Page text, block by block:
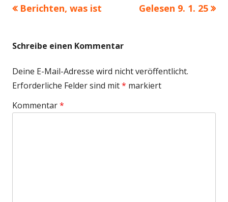
Beitragsnavigation
Vorheriger
Berichten, was ist
Nächster
Gelesen 9. 1. 25
Schreibe einen Kommentar
Deine E-Mail-Adresse wird nicht veröffentlicht.
Erforderliche Felder sind mit* markiert
Kommentar*